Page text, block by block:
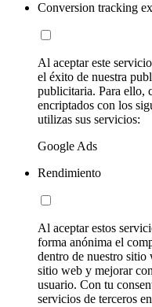
Conversion tracking
Al aceptar este
el éxito de nuestra
publicitaria. Para ello,
encriptados con los
utilizas sus servicios:
Google Ads
Rendimiento
Al aceptar estos
forma anónima el
dentro de nuestro
sitio web y mejorar
usuario. Con tu
servicios de terceros